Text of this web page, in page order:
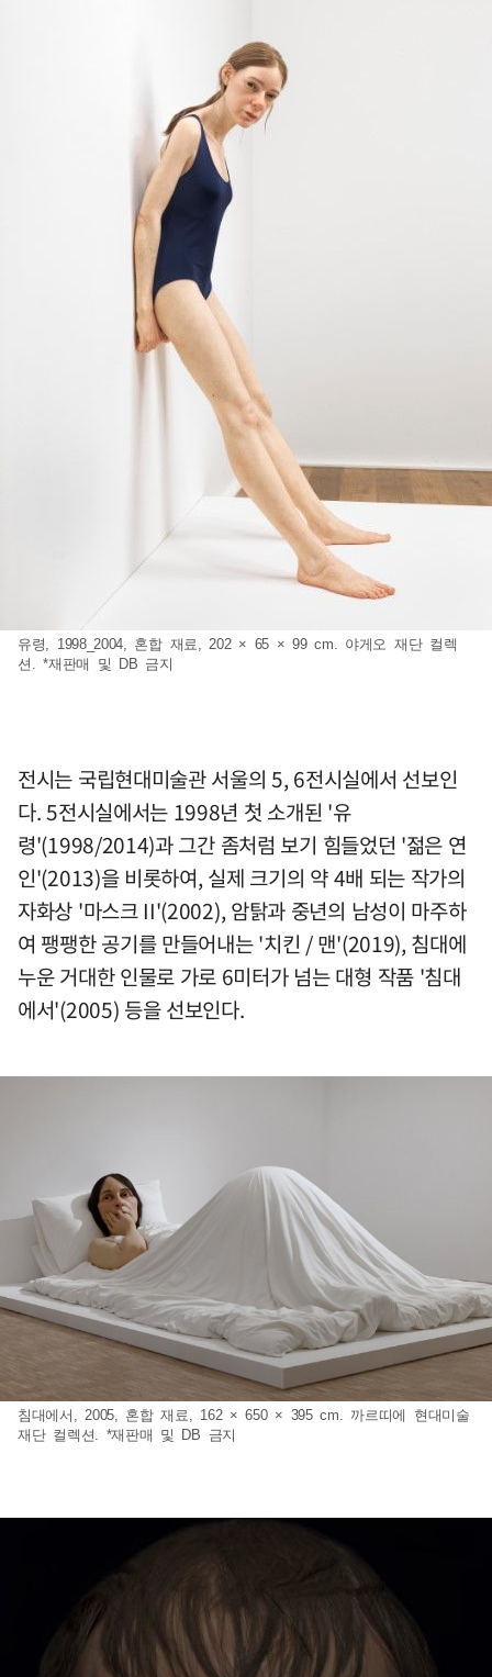
유령, 1998_2004, 혼합 재료, 202 × 65 × 99 cm. 야게오 재단 컬렉
션. *재판매 및 DB 금지
전시는 국립현대미술관 서울의 5, 6전시실에서 선보인
다. 5전시실에서는 1998년 첫 소개된 '유
령'(1998/2014)과 그간 좀처럼 보기 힘들었던 '젊은 연
인'(2013)을 비롯하여, 실제 크기의 약 4배 되는 작가의
자화상 '마스크 II'(2002), 암탉과 중년의 남성이 마주하
여 팽팽한 공기를 만들어내는 '치킨 / 맨'(2019), 침대에
누운 거대한 인물로 가로 6미터가 넘는 대형 작품 '침대
에서'(2005) 등을 선보인다.
침대에서, 2005, 혼합 재료, 162 × 650 × 395 cm. 까르띠에 현대미술
재단 컬렉션. *재판매 및 DB 금지